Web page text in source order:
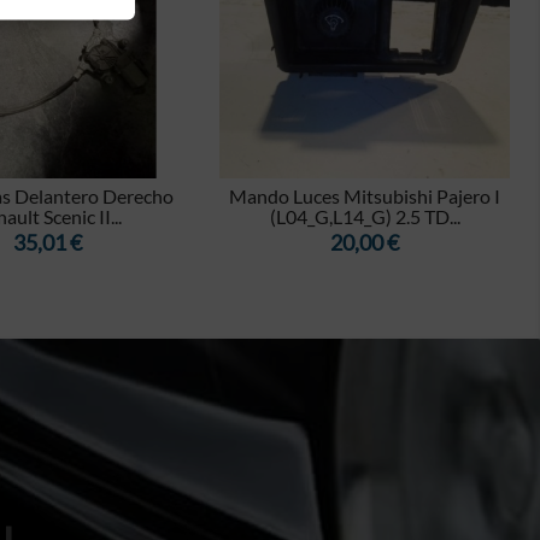
Delantero Derecho
Scenic II...
Precio
35,01 €
Mando Luces Mitsubishi Pajero I
(L04_G,L14_G) 2.5 TD...
Precio
20,00 €
